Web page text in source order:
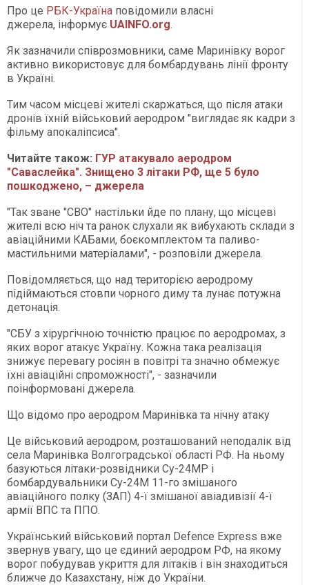
Про це РБК-Україна повідомили власні
джерела, інформує UAINFO.org.
Як зазначили співрозмовники, саме Маринівку ворог
активно використовує для бомбардувань лінії фронту
в Україні.
Тим часом місцеві жителі скаржаться, що після атаки
дронів їхній військовий аеродром "виглядає як кадри з
фільму апокаліпсиса".
Читайте також: ГУР атакувало аеродром
"Саваслейка". Знищено 3 літаки РФ, ще 5 було
пошкоджено, – джерела
"Так зване "СВО" настільки йде по плану, що місцеві
жителі всю ніч та ранок слухали як вибухають склади з
авіаційними КАБами, боєкомплектом та паливо-
мастильними матеріалами", - розповіли джерела.
Повідомляється, що над територією аеродрому
підіймаються стовпи чорного диму та лунає потужна
детонація.
"СБУ з хірургічною точністю працює по аеродромах, з
яких ворог атакує Україну. Кожна така реалізація
знижує перевагу росіян в повітрі та значно обмежує
їхні авіаційні спроможності", - зазначили
поінформовані джерела.
Що відомо про аеродром Маринівка та нічну атаку
Це військовий аеродром, розташований неподалік від
села Маринівка Волгоградської області РФ. На ньому
базуються літаки-розвідники Су-24МР і
бомбардувальники Су-24М 11-го змішаного
авіаційного полку (ЗАП) 4-ї змішаної авіадивізії 4-ї
армії ВПС та ППО.
Український військовий портал Defence Express вже
звернув увагу, що це єдиний аеродром РФ, на якому
ворог побудував укриття для літаків і він знаходиться
ближче до Казахстану, ніж до України.